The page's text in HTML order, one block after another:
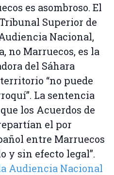
es asombroso. El
Superior de
Nacional,
no Marruecos, es la
del Sáhara
“no puede
La sentencia
los Acuerdos de
el por
entre Marruecos
y sin efecto legal”.
Audiencia Nacional